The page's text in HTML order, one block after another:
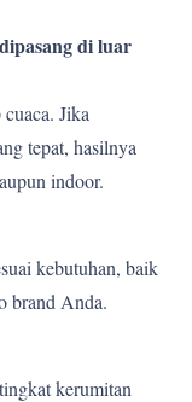
di luar
Jika
tepat, hasilnya
indoor.
kebutuhan, baik
brand Anda.
kerumitan